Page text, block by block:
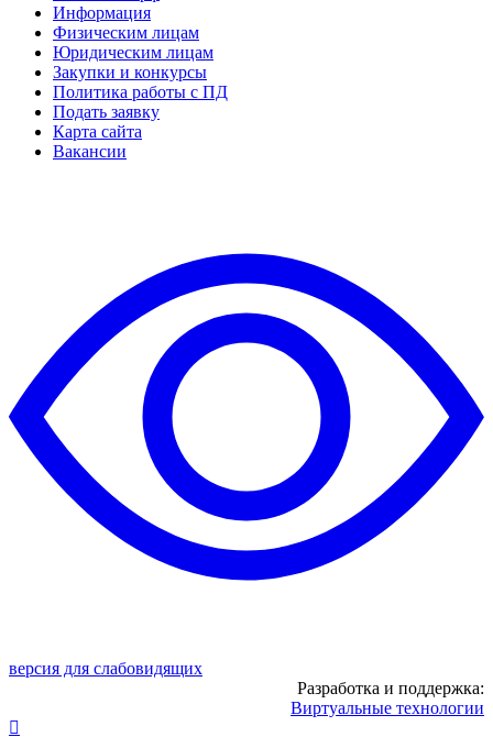
Информация
Физическим лицам
Юридическим лицам
Закупки и конкурсы
Политика работы с ПД
Подать заявку
Карта сайта
Вакансии
версия для слабовидящих
Разработка и поддержка:
Виртуальные технологии